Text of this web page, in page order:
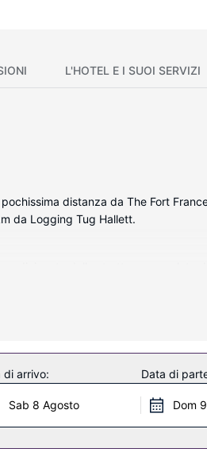
L'HOTEL E I SUOI SERVIZI
distanza da The Fort
da Logging Tug Hallett.
è l'ideale per concedersi un po'
di arrivo:
Sab 8 Agosto
Data di
Dom